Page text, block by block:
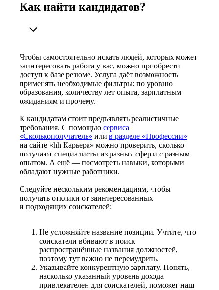
Как найти кандидатов?
Чтобы самостоятельно искать людей, которых может
заинтересовать работа у вас, можно приобрести
доступ к базе резюме. Услуга даёт возможность
применять необходимые фильтры: по уровню
образования, количеству лет опыта, зарплатным
ожиданиям и прочему.
К кандидатам стоит предъявлять реалистичные
требования. С помощью сервиса
«Сколькополучатель» или в разделе «Профессии»
на сайте «hh Карьера» можно проверить, сколько
получают специалисты из разных сфер и с разным
опытом. А ещё — посмотреть навыки, которыми
обладают нужные работники.
Следуйте нескольким рекомендациям, чтобы
получать отклики от заинтересованных
и подходящих соискателей:
Не усложняйте название позиции. Учтите, что
соискатели вбивают в поиск
распространённые названия должностей,
поэтому тут важно не перемудрить.
Указывайте конкурентную зарплату. Понять,
насколько указанный уровень дохода
привлекателен для соискателей, поможет наш